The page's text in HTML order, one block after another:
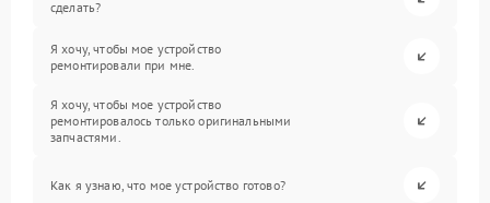
сделать?
Я хочу, чтобы мое устройство
ремонтировали при мне.
Я хочу, чтобы мое устройство
ремонтировалось только оригинальными
запчастями.
Как я узнаю, что мое устройство готово?